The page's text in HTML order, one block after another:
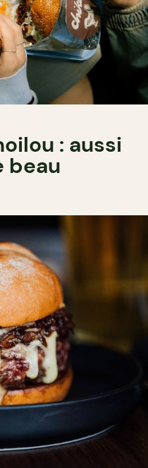
: aussi
beau